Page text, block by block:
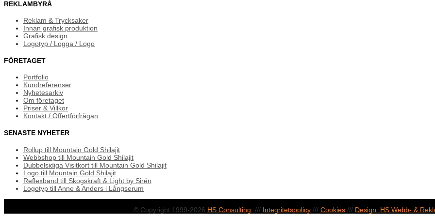
REKLAMBYRÅ
Reklam & Trycksaker
Innan grafisk produktion
Grafisk design
Logotyp / Logga / Logo
FÖRETAGET
Portfolio
Kundreferenser
Nyhetesarkiv
Om företaget
Priser & Villkor
Kontakt / Offertförfrågan
SENASTE NYHETER
Rollup till Mountain Gold Shilajit
Webbshop till Mountain Gold Shilajit
Dubbelsidiga Visitkort till Mountain Gold Shilajit
Logo till Mountain Gold Shilajit
Reflexband till Skogskraft & Light by Sirén
Logotyp till Anne & Anders i Långserum
© Copyright 1999-2026 HS Consulting . /// Integritetspolicy /// Cookies /// Design: HS Webb- &